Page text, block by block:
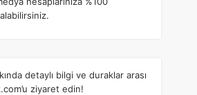
detaylı bilgi ve duraklar arası
ziyaret edin!